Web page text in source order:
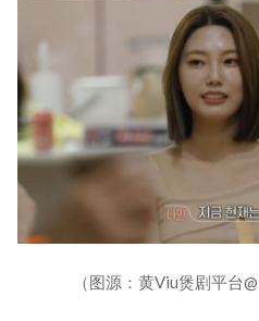
（图源：黄Viu煲剧平台